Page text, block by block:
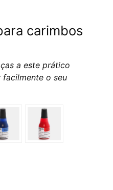
carimbos
a este prático
o seu